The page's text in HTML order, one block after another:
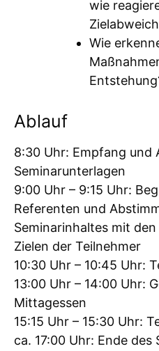
wie
Wie
Ablauf
8:30 Uhr: Empfang und
Seminarunterlagen
9:00 Uhr – 9:15 Uhr:
Referenten und
Seminarinhaltes mit
Zielen der Teilnehmer
10:30 Uhr – 10:45 Uhr:
13:00 Uhr – 14:00 Uhr:
Mittagessen
15:15 Uhr – 15:30 Uhr:
ca. 17:00 Uhr: Ende des